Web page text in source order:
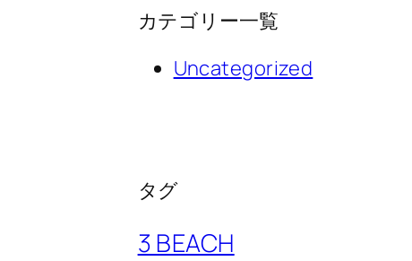
カテゴリー一覧
Uncategorized
タグ
3 BEACH